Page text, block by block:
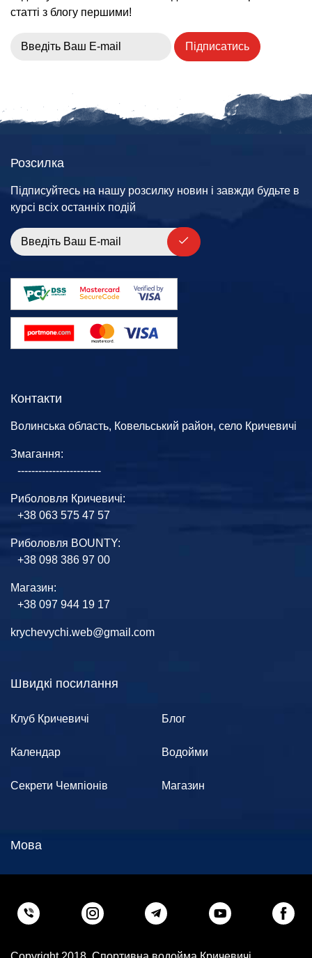
статті з блогу першими!
Підписатись
Розсилка
Підписуйтесь на нашу розсилку новин і завжди будьте в
курсі всіх останніх подій
Контакти
Волинська область, Ковельський район, село Кричевичі
Змагання:
------------------------
Риболовля Кричевичі:
+38 063 575 47 57
Риболовля BOUNTY:
+38 098 386 97 00
Магазин:
+38 097 944 19 17
krychevychi.web@gmail.com
Швидкі посилання
Клуб Кричевичі
Календар
Секрети Чемпіонів
Блог
Водойми
Магазин
Мова